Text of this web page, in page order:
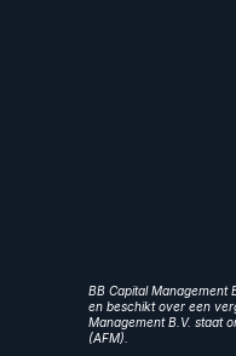
BB Capital Management
en beschikt over een
Management B.V. staat
(AFM).